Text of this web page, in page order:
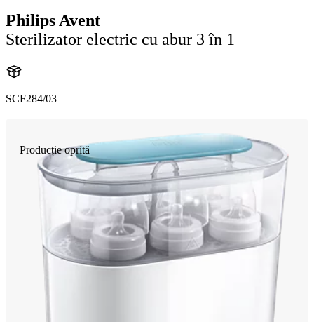
Philips Avent
Sterilizator electric cu abur 3 în 1
SCF284/03
Producție oprită